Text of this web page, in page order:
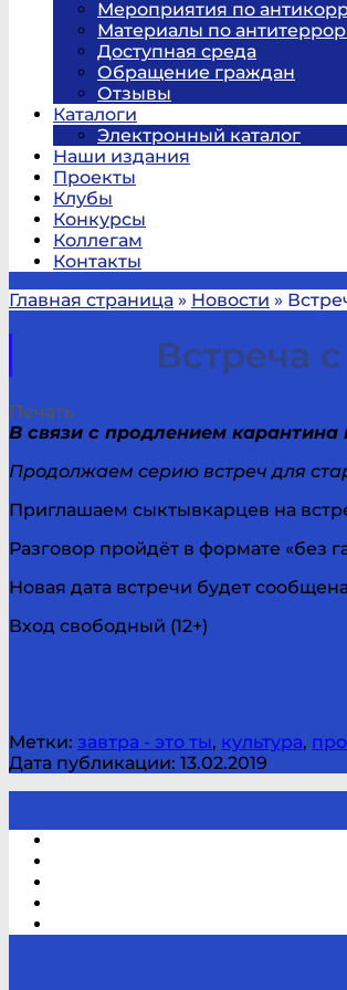
Мероприятия по
Материалы по
Доступная среда
Обращение граждан
Отзывы
Каталоги
Электронный каталог
Наши издания
Проекты
Клубы
Конкурсы
Коллегам
Контакты
Главная страница » Новости »
Встреча
Печать
В связи с продлением карантина
Продолжаем серию встреч для
Приглашаем сыктывкарцев на
Разговор пройдёт в формате «без
Новая дата встречи будет
Вход свободный (12+)
Метки: завтра - это ты, культура,
Дата публикации: 13.02.2019